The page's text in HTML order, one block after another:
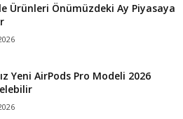
Ürünleri Önümüzdeki Ay Piyasaya
Yeni AirPods Pro Modeli 2026